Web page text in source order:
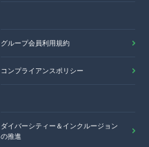
グループ会員利用規約
コンプライアンスポリシー
ダイバーシティー＆インクルージョン
の推進